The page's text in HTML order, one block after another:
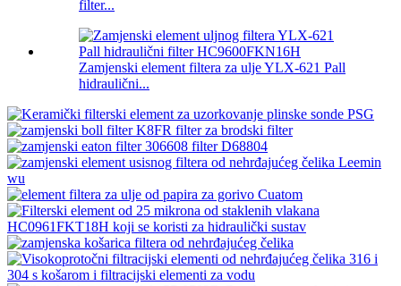
filter...
Zamjenski element filtera za ulje YLX-621 Pall
hidraulični...